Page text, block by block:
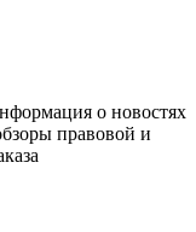
о новостях
правовой и